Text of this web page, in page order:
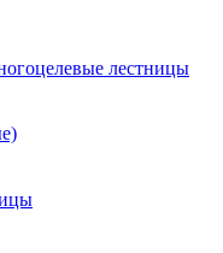
лестницы